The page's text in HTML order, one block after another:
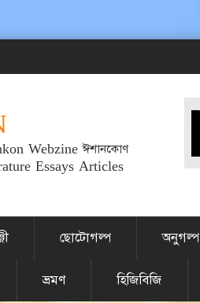
Webzine ঈশানকোণ
Essays Articles
ছোটোগল্প অনুগল্প
ভ্রমণ হিজিবিজি